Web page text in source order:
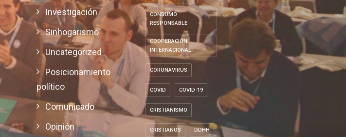
Investigación
Sinhogarismo
Uncategorized
Posicionamiento
político
Comunicado
Opinión
CONSUMO
RESPONSABLE
COOPERACIÓN
INTERNACIONAL
CORONAVIRUS
COVID COVID-19
CRISTIANISMO
CRISTIANOS DDHH